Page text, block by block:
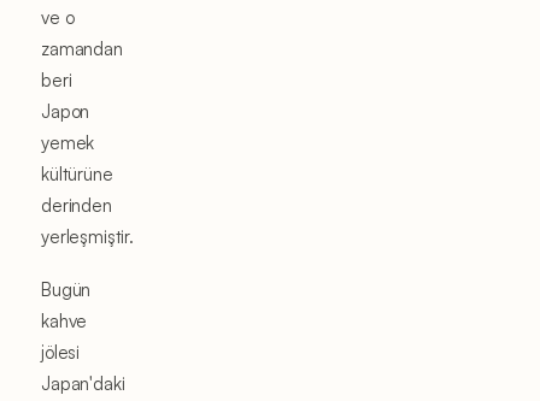
ve o
zamandan
beri
Japon
yemek
kültürüne
derinden
yerleşmiştir.
Bugün
kahve
jölesi
Japan'daki